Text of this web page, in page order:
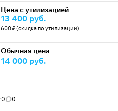
Цена с утилизацией
13 400 руб.
600 ₽ (скидка по утилизации)
Обычная цена
14 000 руб.
0 0